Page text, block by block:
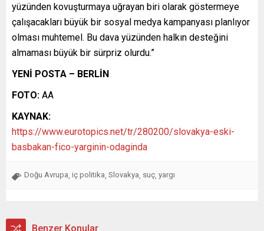
yüzünden kovuşturmaya uğrayan biri olarak göstermeye
çalışacakları büyük bir sosyal medya kampanyası planlıyor
olması muhtemel. Bu dava yüzünden halkın desteğini
almaması büyük bir sürpriz olurdu.”
YENİ POSTA – BERLİN
FOTO: AA
KAYNAK:
https://www.eurotopics.net/tr/280200/slovakya-eski-
basbakan-fico-yarginin-odaginda
Doğu Avrupa iç politika Slovakya suç yargı
Benzer Konular